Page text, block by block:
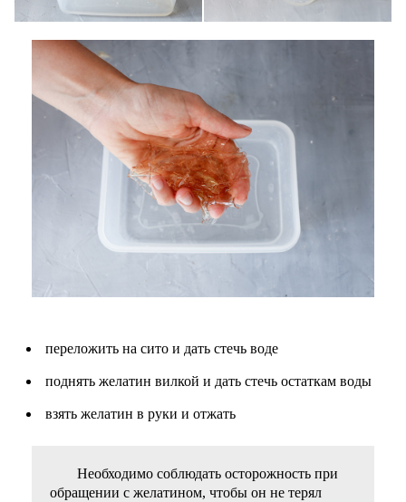
переложить на сито и дать стечь воде
поднять желатин вилкой и дать стечь остаткам воды
взять желатин в руки и отжать
Необходимо соблюдать осторожность при
обращении с желатином, чтобы он не терял